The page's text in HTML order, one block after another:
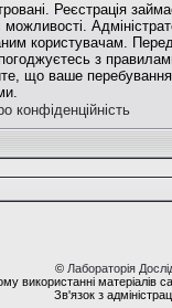
Реєстрація
користувачам.
з
що ваше
конфіденційність
© Лабораторія
використанні матеріалів
Зв'язок з